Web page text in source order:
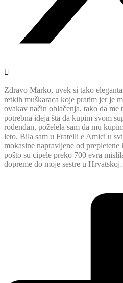
Zdravo Marko, uvek si tako
retkih muškaraca koje pratim jer je
ovakav način oblačenja, tako da
potrebna ideja šta da kupim svom
rođendan, poželela sam da mu
leto. Bila sam u Fratelli e Amici u
mokasine napravljene od prepletene
pošto su cipele preko 700 evra
dopreme do moje sestre u Hrvatskoj